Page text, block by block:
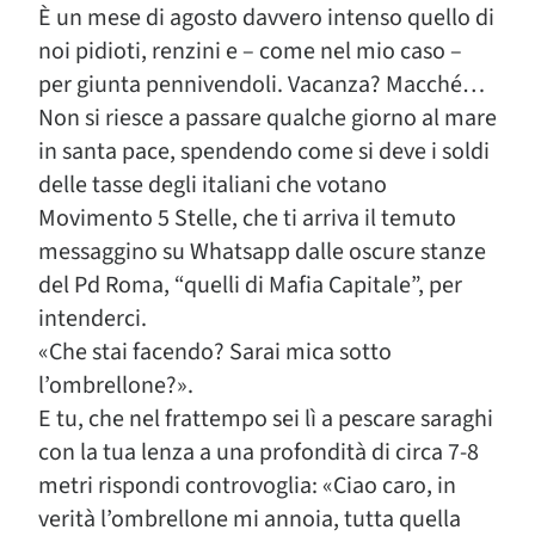
È un mese di agosto davvero intenso quello di
noi pidioti, renzini e – come nel mio caso –
per giunta pennivendoli. Vacanza? Macché…
Non si riesce a passare qualche giorno al mare
in santa pace, spendendo come si deve i soldi
delle tasse degli italiani che votano
Movimento 5 Stelle, che ti arriva il temuto
messaggino su Whatsapp dalle oscure stanze
del Pd Roma, “quelli di Mafia Capitale”, per
intenderci.
«Che stai facendo? Sarai mica sotto
l’ombrellone?».
E tu, che nel frattempo sei lì a pescare saraghi
con la tua lenza a una profondità di circa 7-8
metri rispondi controvoglia: «Ciao caro, in
verità l’ombrellone mi annoia, tutta quella